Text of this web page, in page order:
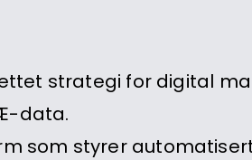
strategi for digital
data.
som styrer